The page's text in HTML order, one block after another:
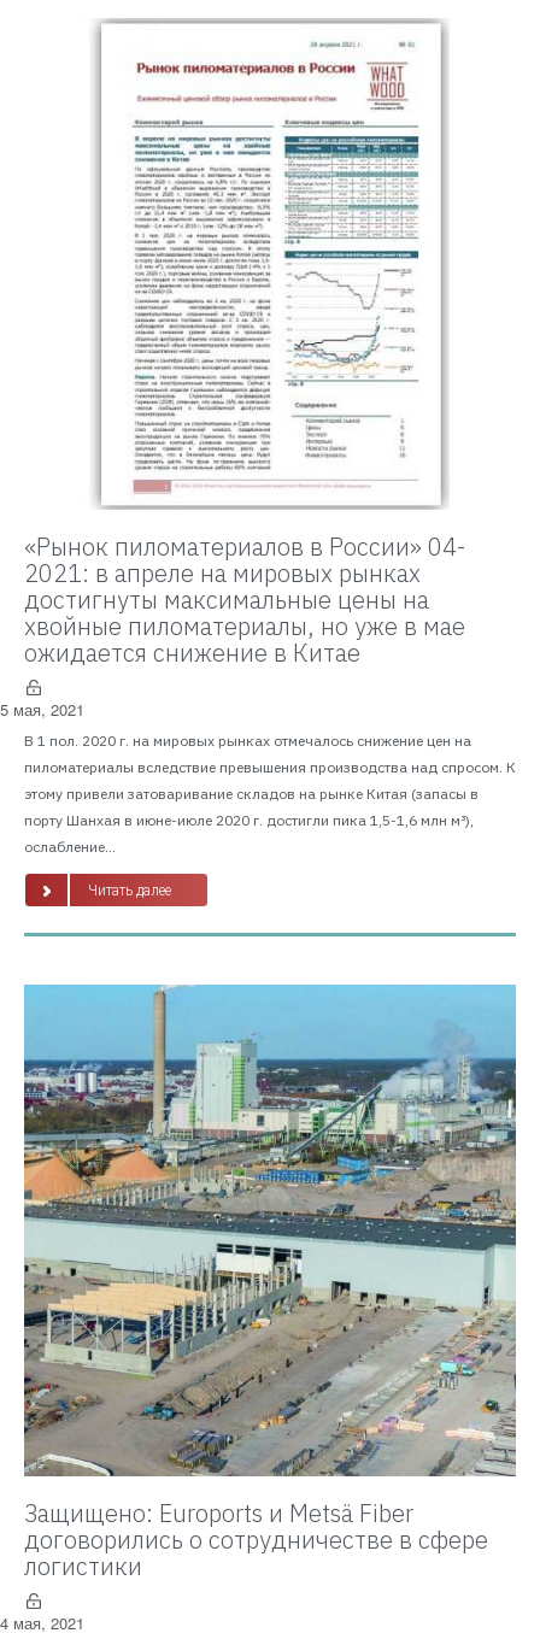
«Рынок пиломатериалов в России» 04-
2021: в апреле на мировых рынках
достигнуты максимальные цены на
хвойные пиломатериалы, но уже в мае
ожидается снижение в Китае
5 мая, 2021
В 1 пол. 2020 г. на мировых рынках отмечалось снижение цен на
пиломатериалы вследствие превышения производства над спросом. К
этому привели затоваривание складов на рынке Китая (запасы в
порту Шанхая в июне-июле 2020 г. достигли пика 1,5-1,6 млн м³),
ослабление...
Читать далее
Защищено: Euroports и Metsä Fiber
договорились о сотрудничестве в сфере
логистики
4 мая, 2021